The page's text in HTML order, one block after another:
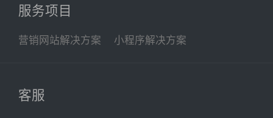
服务项目
营销网站解决方案 小程序解决方案
客服